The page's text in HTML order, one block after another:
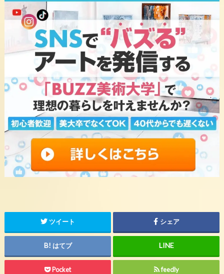
ツイート シェア
はてブ
Pocket feedly